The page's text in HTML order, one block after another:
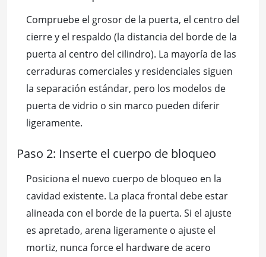
Compruebe el grosor de la puerta, el centro del
cierre y el respaldo (la distancia del borde de la
puerta al centro del cilindro). La mayoría de las
cerraduras comerciales y residenciales siguen
la separación estándar, pero los modelos de
puerta de vidrio o sin marco pueden diferir
ligeramente.
Paso 2: Inserte el cuerpo de bloqueo
Posiciona el nuevo cuerpo de bloqueo en la
cavidad existente. La placa frontal debe estar
alineada con el borde de la puerta. Si el ajuste
es apretado, arena ligeramente o ajuste el
mortiz, nunca force el hardware de acero